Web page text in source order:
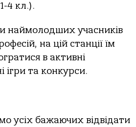
4 кл.).
наймолодших учасників
на цій станції їм
в активні
ігри та конкурси.
усіх бажаючих відвідати